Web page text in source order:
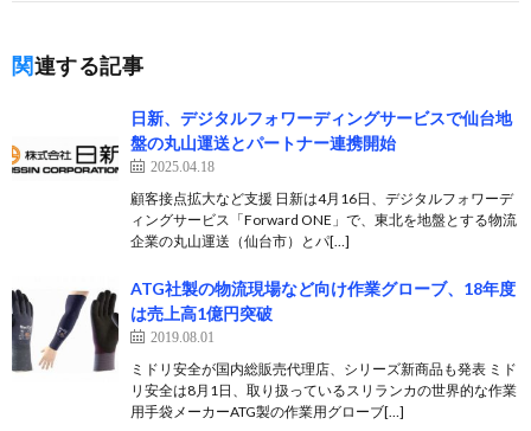
関連する記事
日新、デジタルフォワーディングサービスで仙台地
盤の丸山運送とパートナー連携開始
2025.04.18
顧客接点拡大など支援 日新は4月16日、デジタルフォワーデ
ィングサービス「Forward ONE」で、東北を地盤とする物流
企業の丸山運送（仙台市）とパ[…]
ATG社製の物流現場など向け作業グローブ、18年度
は売上高1億円突破
2019.08.01
ミドリ安全が国内総販売代理店、シリーズ新商品も発表 ミド
リ安全は8月1日、取り扱っているスリランカの世界的な作業
用手袋メーカーATG製の作業用グローブ[…]